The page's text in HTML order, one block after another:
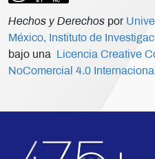
Hechos y Derechos por
México, Instituto de
bajo una
Licencia Creative
NoComercial 4.0 Internacional